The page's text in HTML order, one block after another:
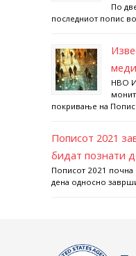
По
последниот попис во
НВО
покривање на
Пописот 2021
бидат познати
Пописот 2021 почна
дена односно заврши